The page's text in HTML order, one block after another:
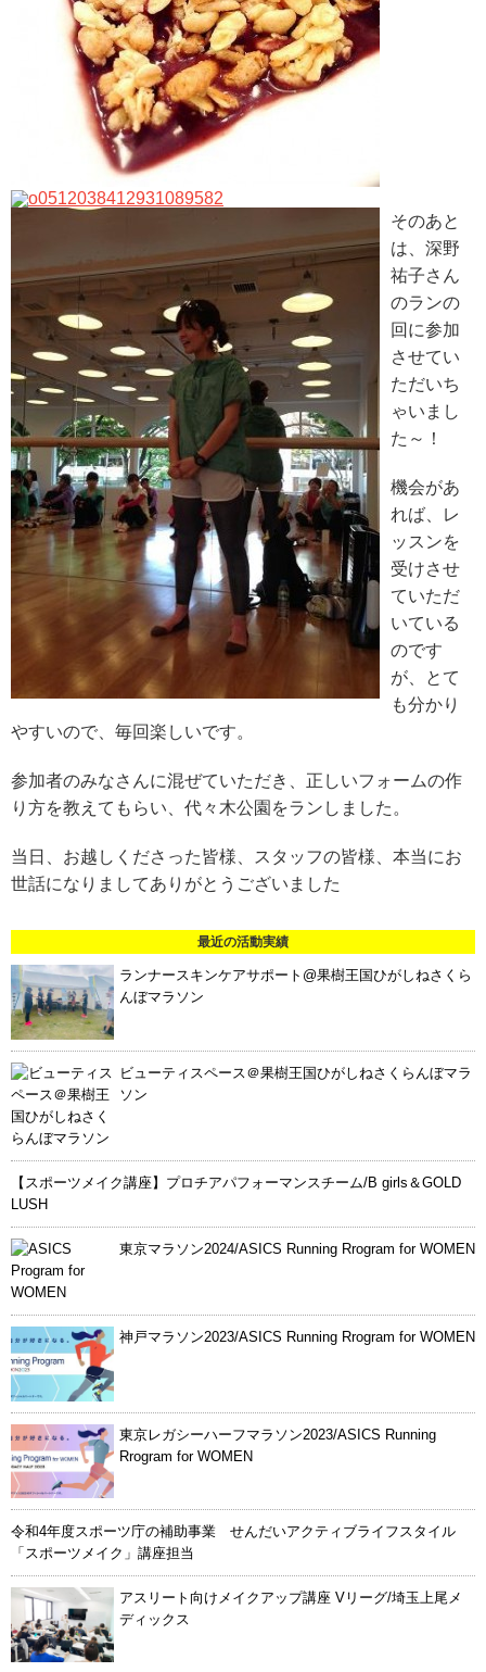
そのあと
は、深野
祐子さん
のランの
回に参加
させてい
ただいち
ゃいまし
た～！
機会があ
れば、レ
ッスンを
受けさせ
ていただ
いている
のです
が、とて
も分かり
やすいので、毎回楽しいです。
参加者のみなさんに混ぜていただき、正しいフォームの作
り方を教えてもらい、代々木公園をランしました。
当日、お越しくださった皆様、スタッフの皆様、本当にお
世話になりましてありがとうございました
最近の活動実績
ランナースキンケアサポート@果樹王国ひがしねさくら
んぼマラソン
ビューティスペース＠果樹王国ひがしねさくらんぼマラ
ソン
【スポーツメイク講座】プロチアパフォーマンスチーム/B girls＆GOLD
LUSH
東京マラソン2024/ASICS Running Rrogram for WOMEN
神戸マラソン2023/ASICS Running Rrogram for WOMEN
東京レガシーハーフマラソン2023/ASICS Running
Rrogram for WOMEN
令和4年度スポーツ庁の補助事業 せんだいアクティブライフスタイル
「スポーツメイク」講座担当
アスリート向けメイクアップ講座 Vリーグ/埼玉上尾メ
ディックス